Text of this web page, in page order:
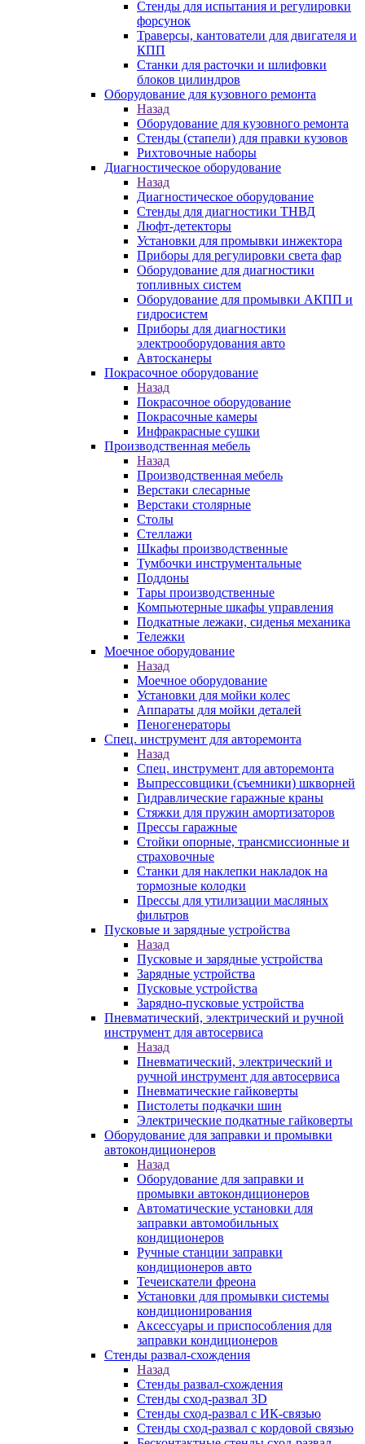
Стенды для испытания и регулировки
форсунок
Траверсы, кантователи для двигателя и
КПП
Станки для расточки и шлифовки
блоков цилиндров
Оборудование для кузовного ремонта
Назад
Оборудование для кузовного ремонта
Стенды (стапели) для правки кузовов
Рихтовочные наборы
Диагностическое оборудование
Назад
Диагностическое оборудование
Стенды для диагностики ТНВД
Люфт-детекторы
Установки для промывки инжектора
Приборы для регулировки света фар
Оборудование для диагностики
топливных систем
Оборудование для промывки АКПП и
гидросистем
Приборы для диагностики
электрооборудования авто
Автосканеры
Покрасочное оборудование
Назад
Покрасочное оборудование
Покрасочные камеры
Инфракрасные сушки
Производственная мебель
Назад
Производственная мебель
Верстаки слесарные
Верстаки столярные
Столы
Стеллажи
Шкафы производственные
Тумбочки инструментальные
Поддоны
Тары производственные
Компьютерные шкафы управления
Подкатные лежаки, сиденья механика
Тележки
Моечное оборудование
Назад
Моечное оборудование
Установки для мойки колес
Аппараты для мойки деталей
Пеногенераторы
Спец. инструмент для авторемонта
Назад
Спец. инструмент для авторемонта
Выпрессовщики (съемники) шкворней
Гидравлические гаражные краны
Стяжки для пружин амортизаторов
Прессы гаражные
Стойки опорные, трансмиссионные и
страховочные
Станки для наклепки накладок на
тормозные колодки
Прессы для утилизации масляных
фильтров
Пусковые и зарядные устройства
Назад
Пусковые и зарядные устройства
Зарядные устройства
Пусковые устройства
Зарядно-пусковые устройства
Пневматический, электрический и ручной
инструмент для автосервиса
Назад
Пневматический, электрический и
ручной инструмент для автосервиса
Пневматические гайковерты
Пистолеты подкачки шин
Электрические подкатные гайковерты
Оборудование для заправки и промывки
автокондиционеров
Назад
Оборудование для заправки и
промывки автокондиционеров
Автоматические установки для
заправки автомобильных
кондиционеров
Ручные станции заправки
кондиционеров авто
Течеискатели фреона
Установки для промывки системы
кондиционирования
Аксессуары и приспособления для
заправки кондиционеров
Стенды развал-схождения
Назад
Стенды развал-схождения
Стенды сход-развал 3D
Стенды сход-развал с ИК-связью
Стенды сход-развал с кордовой связью